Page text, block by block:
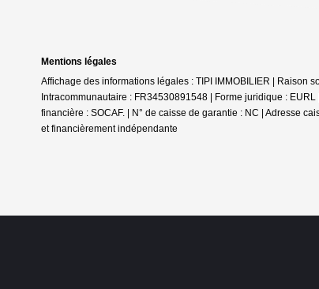
Mentions légales
Affichage des informations légales : TIPI IMMOBILIER | Raison
Intracommunautaire : FR34530891548 | Forme juridique :
financière : SOCAF. | N° de caisse de garantie : NC | Adresse
et financièrement indépendante